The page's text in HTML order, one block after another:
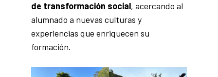
de transformación social, acercando al
alumnado a nuevas culturas y
experiencias que enriquecen su
formación.